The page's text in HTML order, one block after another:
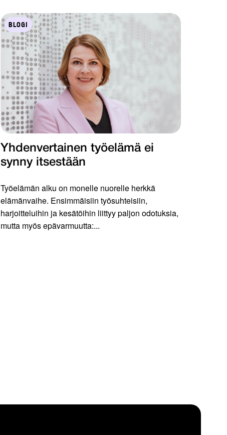
BLOGI
Yhdenvertainen työelämä ei
synny itsestään
Työelämän alku on monelle nuorelle herkkä
elämänvaihe. Ensimmäisiin työsuhteisiin,
harjoitteluihin ja kesätöihin liittyy paljon odotuksia,
mutta myös epävarmuutta:...